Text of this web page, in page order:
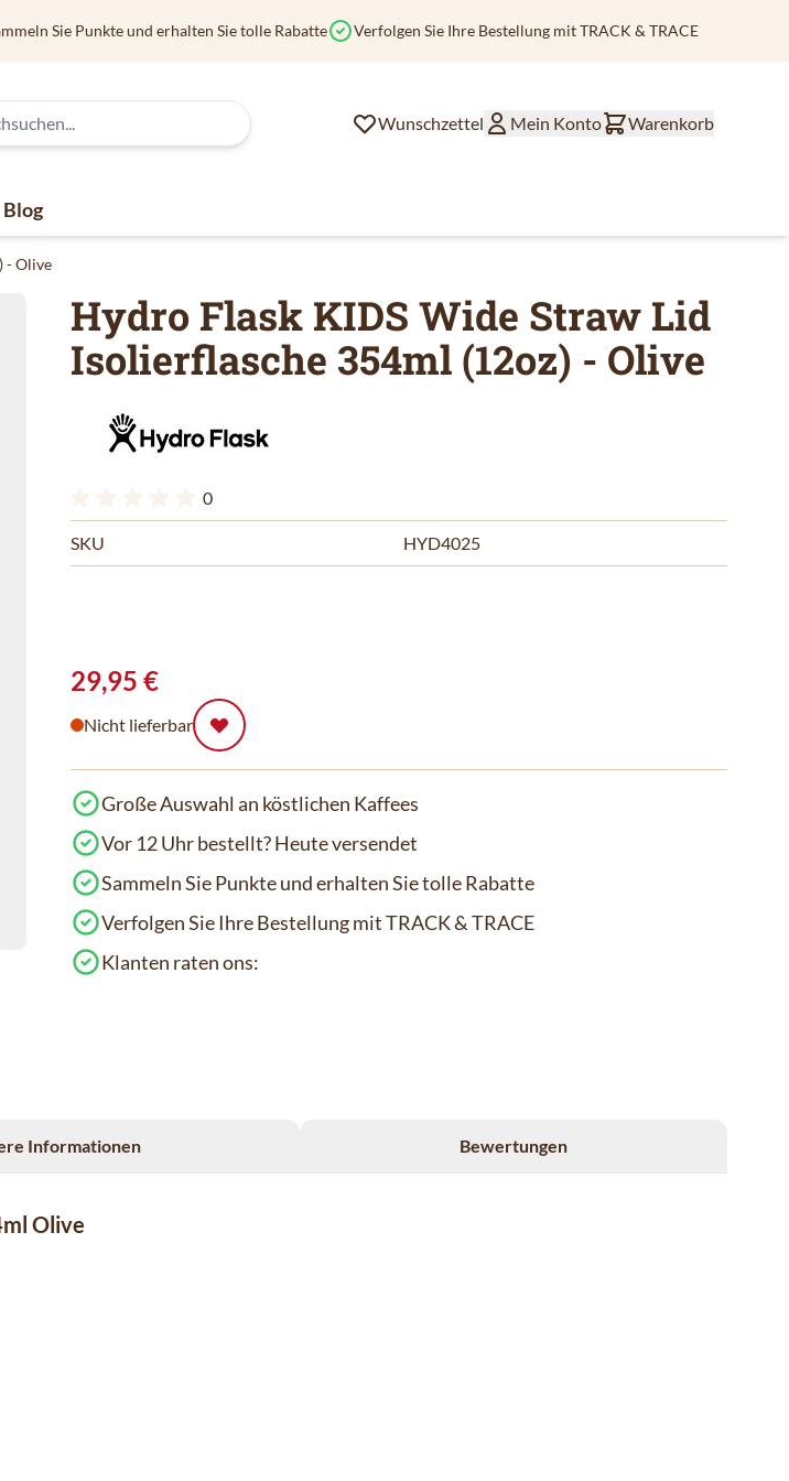
Sie Punkte und erhalten Sie tolle Rabatte Verfolgen Sie Ihre Bestellung mit TRACK & TRACE
Wunschzettel Mein Konto Warenkorb
for Verschiedenes
Blog
- Olive
Hydro Flask KIDS Wide Straw Lid
Isolierflasche 354ml (12oz) - Olive
0
SKU HYD4025
29,95 €
Nicht lieferbar
Große Auswahl an köstlichen Kaffees
Vor 12 Uhr bestellt? Heute versendet
Sammeln Sie Punkte und erhalten Sie tolle Rabatte
Verfolgen Sie Ihre Bestellung mit TRACK & TRACE
Klanten raten ons:
Informationen Bewertungen
Olive